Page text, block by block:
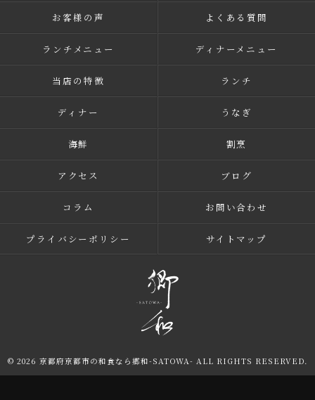
お客様の声 よくある質問
ランチメニュー ディナーメニュー
当店の特徴 ランチ
ディナー うなぎ
海鮮 割烹
アクセス ブログ
コラム お問い合わせ
プライバシーポリシー サイトマップ
© 2026 京都府京都市の和食なら郷和-SATOWA- ALL RIGHTS RESERVED.